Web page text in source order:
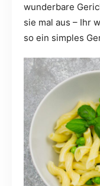
wunderbare
sie mal aus – Ihr
so ein simples